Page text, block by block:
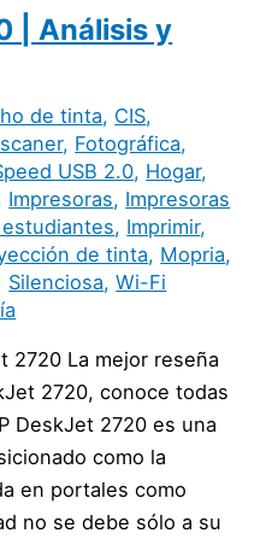
| Análisis y
de tinta, CIS,
, Fotográfica,
USB 2.0, Hogar,
Impresoras, Impresoras
, Imprimir,
de tinta, Mopria,
Silenciosa,Wi-Fi
2720 La mejor reseña
2720, conoce todas
DeskJet 2720 es una
como la
en portales como
no se debe sólo a su